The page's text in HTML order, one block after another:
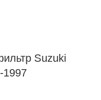
Suzuki
1997